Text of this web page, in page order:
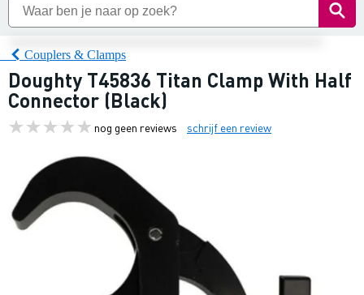
Couplers & Clamps
Doughty T45836 Titan Clamp With Half
Connector (Black)
nog geen reviews schrijf een review